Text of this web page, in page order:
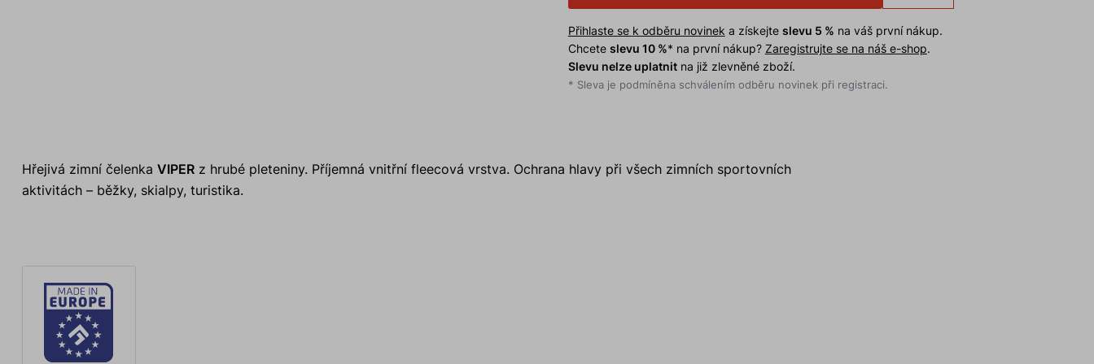
Přihlaste se k odběru novinek a získejte slevu 5 % na váš první nákup.
Chcete slevu 10 %* na první nákup? Zaregistrujte se na náš e-shop.
Slevu nelze uplatnitna již zlevněné zboží.
* Sleva je podmíněna schválením odběru novinek při registraci.
Hřejivá zimní čelenka VIPERz hrubé pleteniny. Příjemná vnitřní fleecová vrstva. Ochrana hlavy při všech zimních sportovních
aktivitách – běžky, skialpy, turistika.